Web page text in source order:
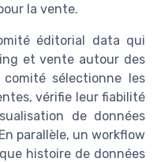
la vente.
éditorial data qui
et vente autour des
sélectionne les
vérifie leur fiabilité
de données
parallèle, un workflow
histoire de données